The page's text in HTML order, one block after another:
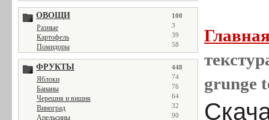
ОВОЩИ 100
Разные 3
Картофель 39
Помидоры 58
ФРУКТЫ 448
Яблоки 74
Бананы 76
Черешня и вишня 64
Виноград 32
Апельсины 90
grunge